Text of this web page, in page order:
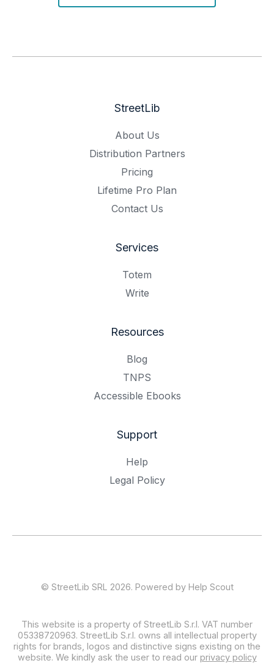
StreetLib
About Us
Distribution Partners
Pricing
Lifetime Pro Plan
Contact Us
Services
Totem
Write
Resources
Blog
TNPS
Accessible Ebooks
Support
Help
Legal Policy
© StreetLib SRL 2026. Powered by Help Scout
This website is a property of StreetLib S.r.l. VAT number
05338720963. StreetLib S.r.l. owns all intellectual property
rights for brands, logos and distinctive signs existing on the
website. We kindly ask the user to read our privacy policy